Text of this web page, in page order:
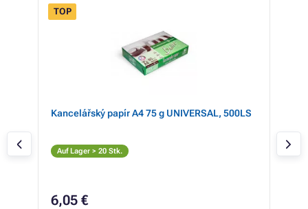
TOP
Kancelářský papír A4 75 g UNIVERSAL, 500LS
Auf Lager > 20 Stk.
6,05 €